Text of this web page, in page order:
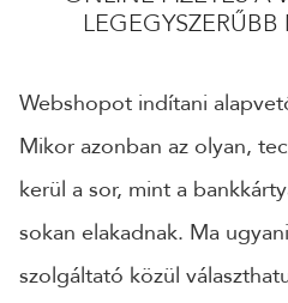
A MEETING UTÁN TUDJUK
Webshopot indítani
Mikor azonban az olyan,
kerül a sor, mint a
sokan elakadnak. Ma
szolgáltató közül